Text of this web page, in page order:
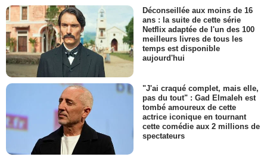
Déconseillée aux moins de 16
ans : la suite de cette série
Netflix adaptée de l'un des 100
meilleurs livres de tous les
temps est disponible
aujourd'hui
"J'ai craqué complet, mais elle,
pas du tout" : Gad Elmaleh est
tombé amoureux de cette
actrice iconique en tournant
cette comédie aux 2 millions de
spectateurs